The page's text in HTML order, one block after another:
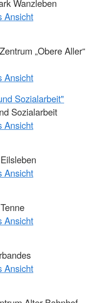
Wanzleben
Ansicht
„Obere Aller“
Ansicht
Sozialarbeit"
Sozialarbeit
Ansicht
Ansicht
Ansicht
Ansicht